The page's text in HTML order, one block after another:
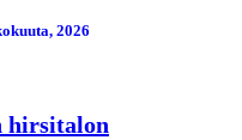
2026
hirsitalon